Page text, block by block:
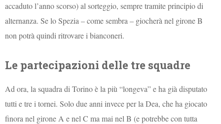
accaduto l’anno scorso) al sorteggio, sempre tramite principio di
alternanza. Se lo Spezia – come sembra – giocherà nel girone B
non potrà quindi ritrovare i bianconeri.
Le partecipazioni delle tre squadre
Ad ora, la squadra di Torino è la più “longeva” e ha già disputato
tutti e tre i tornei. Solo due anni invece per la Dea, che ha giocato
finora nel girone A e nel C ma mai nel B (e potrebbe con tutta